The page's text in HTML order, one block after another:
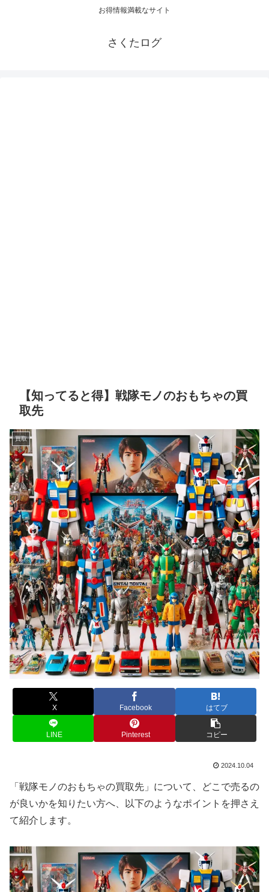
お得情報満載なサイト
さくたログ
【知ってると得】戦隊モノのおもちゃの買
取先
買取
X Facebook はてブ
LINE Pinterest コピー
2024.10.04
「戦隊モノのおもちゃの買取先」について、どこで売るの
が良いかを知りたい方へ、以下のようなポイントを押さえ
て紹介します。